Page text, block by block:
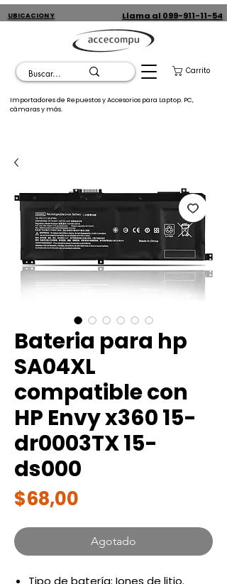
UBICACION Y
Llama al 099-911-11-54
Carrito
Importadores de Repuestos y Accesorios para Laptop. PC,
cámaras y más.
Bateria para hp
SA04XL
compatible con
HP Envy x360 15-
dr0003TX 15-
ds000
$68,00
Agotado
Tipo de batería: Iones de litio.